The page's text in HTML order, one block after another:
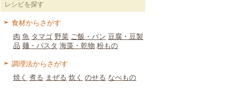
レシピを探す
食材からさがす
肉 魚 タマゴ 野菜 ご飯・パン 豆腐・豆製
品 麺・パスタ 海藻・乾物 粉もの
調理法からさがす
焼く 煮る まぜる 炊く のせる なべもの